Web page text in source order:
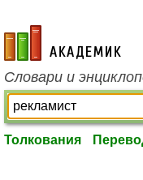
academic.ru
Словари и
Толкования